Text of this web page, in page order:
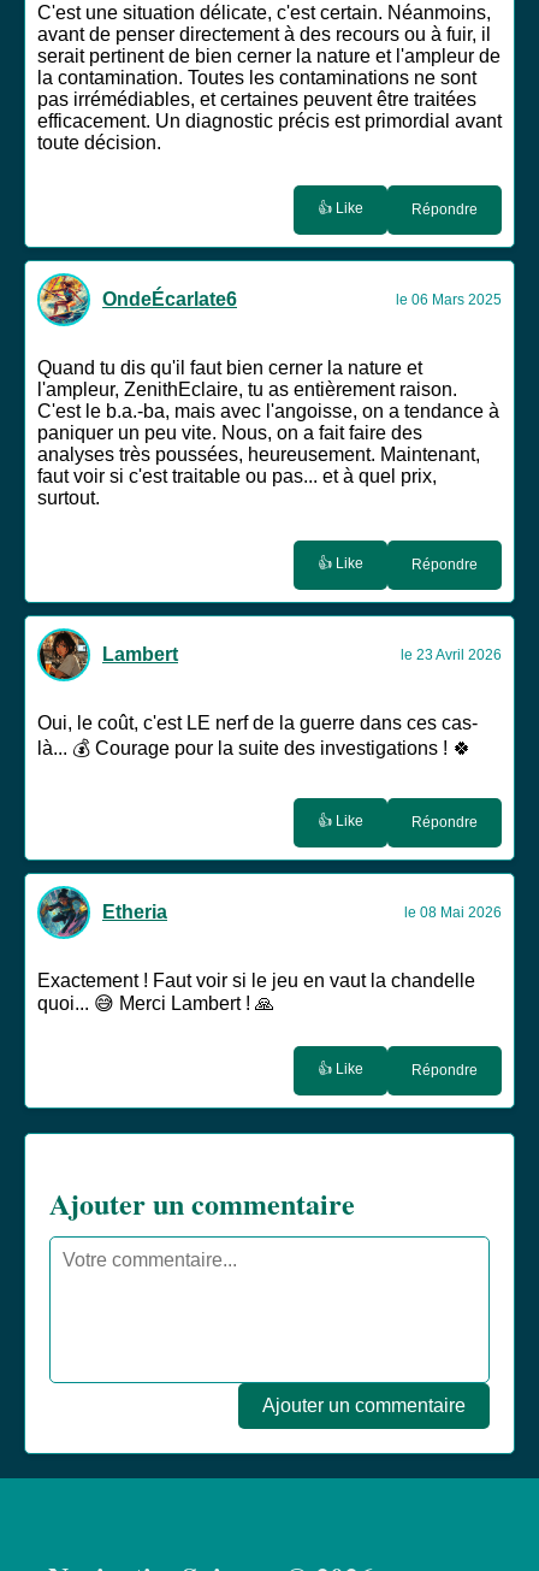
C'est une situation délicate, c'est certain. Néanmoins,
avant de penser directement à des recours ou à fuir, il
serait pertinent de bien cerner la nature et l'ampleur de
la contamination. Toutes les contaminations ne sont
pas irrémédiables, et certaines peuvent être traitées
efficacement. Un diagnostic précis est primordial avant
toute décision.
👍 Like Répondre
OndeÉcarlate6 le 06 Mars 2025
Quand tu dis qu'il faut bien cerner la nature et
l'ampleur, ZenithEclaire, tu as entièrement raison.
C'est le b.a.-ba, mais avec l'angoisse, on a tendance à
paniquer un peu vite. Nous, on a fait faire des
analyses très poussées, heureusement. Maintenant,
faut voir si c'est traitable ou pas... et à quel prix,
surtout.
👍 Like Répondre
Lambert le 23 Avril 2026
Oui, le coût, c'est LE nerf de la guerre dans ces cas-
là... 💰 Courage pour la suite des investigations ! 🍀
👍 Like Répondre
Etheria le 08 Mai 2026
Exactement ! Faut voir si le jeu en vaut la chandelle
quoi... 😅 Merci Lambert ! 🙏
👍 Like Répondre
Ajouter un commentaire
Ajouter un commentaire